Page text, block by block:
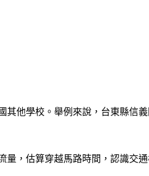
他學校。舉例來說，台東縣信
，估算穿越馬路時間，認識交